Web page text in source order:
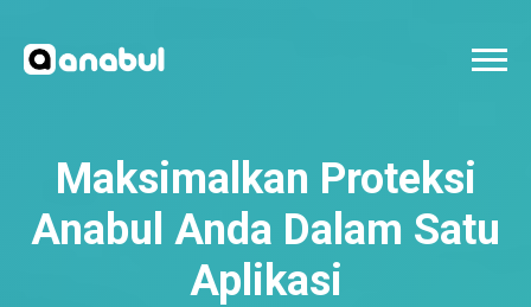
Maksimalkan Proteksi
Anabul Anda Dalam Satu
Aplikasi